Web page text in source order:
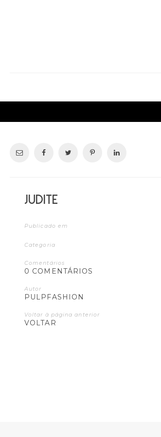
JUDITE
Publicado em
Categoria
Comentários
0 COMENTÁRIOS
Autor
PULPFASHION
Voltar à página anterior
VOLTAR